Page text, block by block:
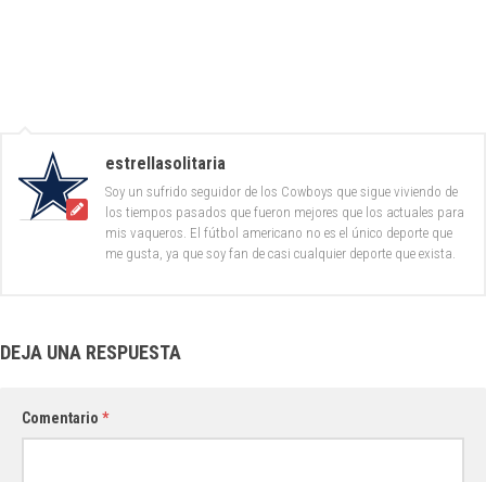
estrellasolitaria
Soy un sufrido seguidor de los Cowboys que sigue viviendo de
los tiempos pasados que fueron mejores que los actuales para
mis vaqueros. El fútbol americano no es el único deporte que
me gusta, ya que soy fan de casi cualquier deporte que exista.
DEJA UNA RESPUESTA
Comentario *